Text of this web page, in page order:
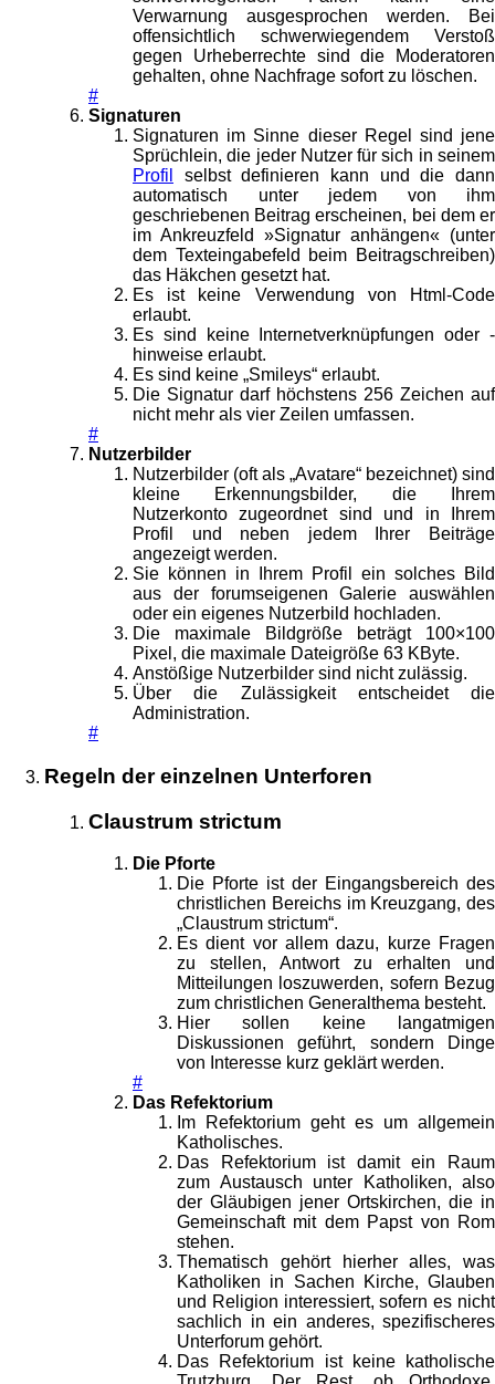
Verwarnung ausgesprochen werden. Bei
offensichtlich schwerwiegendem Verstoß
gegen Urheberrechte sind die Moderatoren
gehalten, ohne Nachfrage sofort zu löschen.
#
Signaturen
Signaturen im Sinne dieser Regel sind jene
Sprüchlein, die jeder Nutzer für sich in seinem
Profil
selbst definieren kann und die dann
automatisch unter jedem von ihm
geschriebenen Beitrag erscheinen, bei dem er
im Ankreuzfeld »Signatur anhängen« (unter
dem Texteingabefeld beim Beitragschreiben)
das Häkchen gesetzt hat.
Es ist keine Verwendung von Html-Code
erlaubt.
Es sind keine Internetverknüpfungen oder -
hinweise erlaubt.
Es sind keine „Smileys“ erlaubt.
Die Signatur darf höchstens 256 Zeichen auf
nicht mehr als vier Zeilen umfassen.
#
Nutzerbilder
Nutzerbilder (oft als „Avatare“ bezeichnet) sind
kleine Erkennungsbilder, die Ihrem
Nutzerkonto zugeordnet sind und in Ihrem
Profil und neben jedem Ihrer Beiträge
angezeigt werden.
Sie können in Ihrem Profil ein solches Bild
aus der forumseigenen Galerie auswählen
oder ein eigenes Nutzerbild hochladen.
Die maximale Bildgröße beträgt 100×100
Pixel, die maximale Dateigröße 63 KByte.
Anstößige Nutzerbilder sind nicht zulässig.
Über die Zulässigkeit entscheidet die
Administration.
#
Regeln der einzelnen Unterforen
Claustrum strictum
Die Pforte
Die Pforte ist der Eingangsbereich des
christlichen Bereichs im Kreuzgang, des
„Claustrum strictum“.
Es dient vor allem dazu, kurze Fragen
zu stellen, Antwort zu erhalten und
Mitteilungen loszuwerden, sofern Bezug
zum christlichen Generalthema besteht.
Hier sollen keine langatmigen
Diskussionen geführt, sondern Dinge
von Interesse kurz geklärt werden.
#
Das Refektorium
Im Refektorium geht es um allgemein
Katholisches.
Das Refektorium ist damit ein Raum
zum Austausch unter Katholiken, also
der Gläubigen jener Ortskirchen, die in
Gemeinschaft mit dem Papst von Rom
stehen.
Thematisch gehört hierher alles, was
Katholiken in Sachen Kirche, Glauben
und Religion interessiert, sofern es nicht
sachlich in ein anderes, spezifischeres
Unterforum gehört.
Das Refektorium ist keine katholische